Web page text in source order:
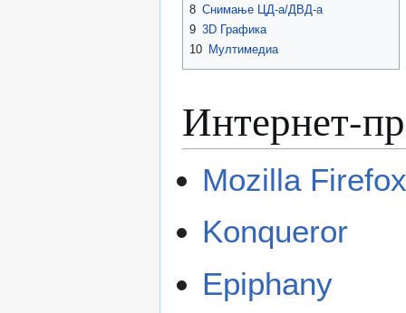
8 Снимање ЦД-а/ДВД-а
9 3D Графика
10 Мултимедиа
Интернет-
Mozilla
Konqueror
Epiphany